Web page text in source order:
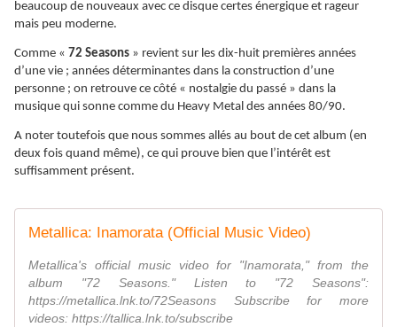
beaucoup de nouveaux avec ce disque certes énergique et rageur
mais peu moderne.
Comme « 72 Seasons » revient sur les dix-huit premières années
d’une vie ; années déterminantes dans la construction d’une
personne ; on retrouve ce côté « nostalgie du passé » dans la
musique qui sonne comme du Heavy Metal des années 80/90.
A noter toutefois que nous sommes allés au bout de cet album (en
deux fois quand même), ce qui prouve bien que l’intérêt est
suffisamment présent.
Metallica: Inamorata (Official Music Video)
Metallica's official music video for "Inamorata," from the
album "72 Seasons." Listen to "72 Seasons":
https://metallica.lnk.to/72Seasons Subscribe for more
videos: https://tallica.lnk.to/subscribe